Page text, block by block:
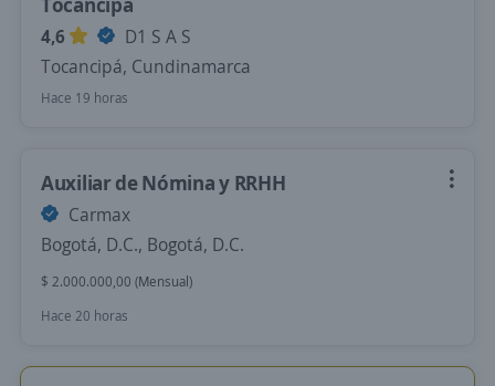
4,6
D1 S A S
Tocancipá, Cundinamarca
Hace 19 horas
Auxiliar de Nómina y RRHH
Carmax
Bogotá, D.C., Bogotá, D.C.
$ 2.000.000,00 (Mensual)
Hace 20 horas